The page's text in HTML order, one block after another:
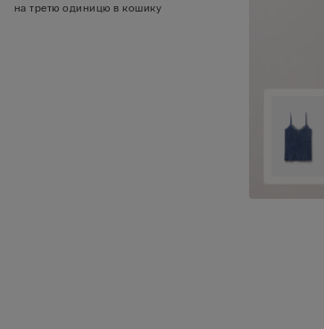
на третю одиницю в кошику